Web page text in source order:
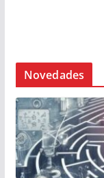
Novedades